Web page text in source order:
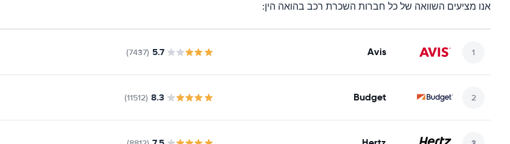
אנו מציעים השוואה של כל חברות השכרת רכב בהואה הין:
Avis
5.7
(7437)
Budget
8.3
(11512)